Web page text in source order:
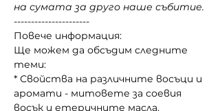
на сумата за друго наше събитие.
----------------------
Повече информация:
Ще можем да обсъдим следните
теми:
* Свойства на различните восъци и
аромати - митовете за соевия
восък и етеричните масла.